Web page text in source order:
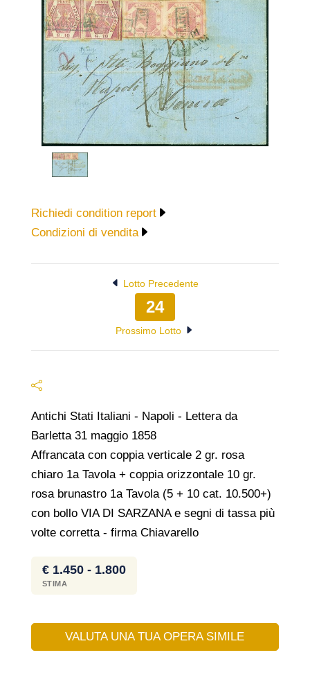
Richiedi condition report
Condizioni di vendita
Lotto Precedente
24
Prossimo Lotto
Antichi Stati Italiani - Napoli - Lettera da
Barletta 31 maggio 1858
Affrancata con coppia verticale 2 gr. rosa
chiaro 1a Tavola + coppia orizzontale 10 gr.
rosa brunastro 1a Tavola (5 + 10 cat. 10.500+)
con bollo VIA DI SARZANA e segni di tassa più
volte corretta - firma Chiavarello
€ 1.450 - 1.800
STIMA
VALUTA UNA TUA OPERA SIMILE